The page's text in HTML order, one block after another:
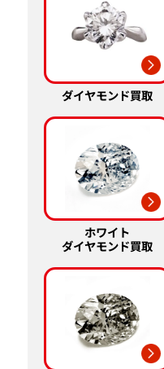
ダイヤモンド買取
ホワイト
ダイヤモンド買取